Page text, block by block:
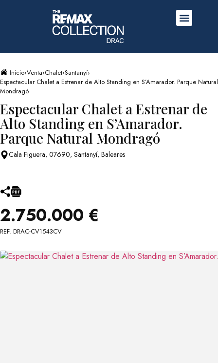
Inicio›Venta›Chalet›Santanyí›
Espectacular Chalet a Estrenar de Alto Standing en S’Amarador. Parque Natural
Mondragó
Espectacular Chalet a Estrenar de
Alto Standing en S’Amarador.
Parque Natural Mondragó
Cala Figuera, 07690, Santanyí, Baleares
2.750.000 €
REF. DRAC-CV1543CV